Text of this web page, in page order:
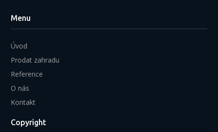
Menu
Úvod
Prodat zahradu
Reference
O nás
Kontakt
Copyright